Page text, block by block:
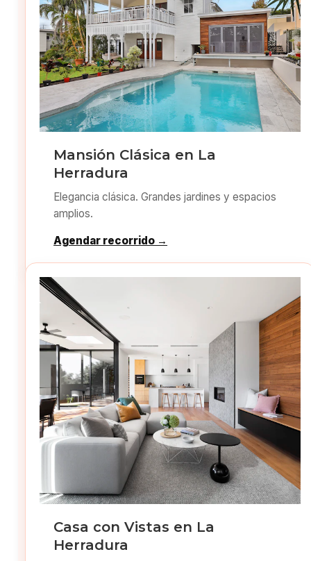
Mansión Clásica en La
Herradura
Elegancia clásica. Grandes jardines y espacios
amplios.
Agendar recorrido →
Casa con Vistas en La
Herradura